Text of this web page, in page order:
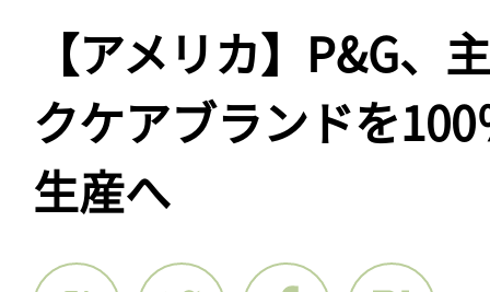
【アメリカ】P&G、
クケアブランドを
生産へ